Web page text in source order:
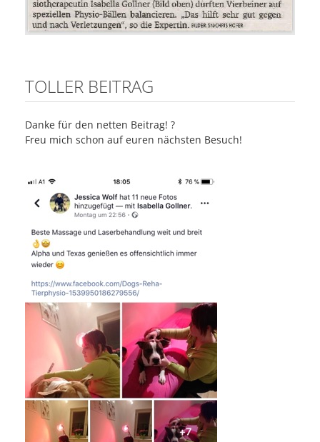
TOLLER BEITRAG
Danke für den netten Beitrag! ?
Freu mich schon auf euren nächsten Besuch!